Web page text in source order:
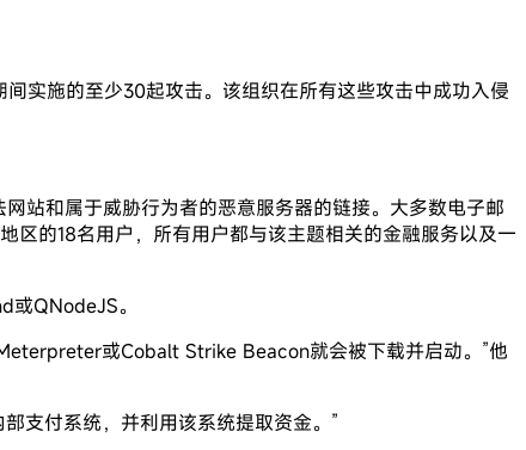
间实施的至少30起攻击。该组织在所有这些攻击中成功入侵
站和属于威胁行为者的恶意服务器的链接。大多数电子邮
区的18名用户，所有用户都与该主题相关的金融服务以及一
QNodeJS。
或Cobalt Strike Beacon就会被下载并启动。”他
支付系统，并利用该系统提取资金。”